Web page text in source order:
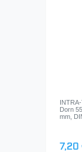
Dorn
mm,
7,20